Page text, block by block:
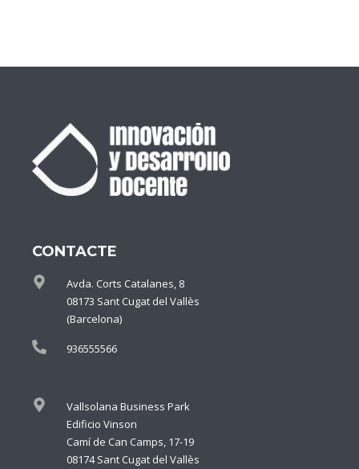
CONTACTE
Avda. Corts Catalanes, 8
08173 Sant Cugat del Vallès
(Barcelona)
936555566
Vallsolana Business Park
Edificio Vinson
Camí de Can Camps, 17-19
08174 Sant Cugat del Vallès